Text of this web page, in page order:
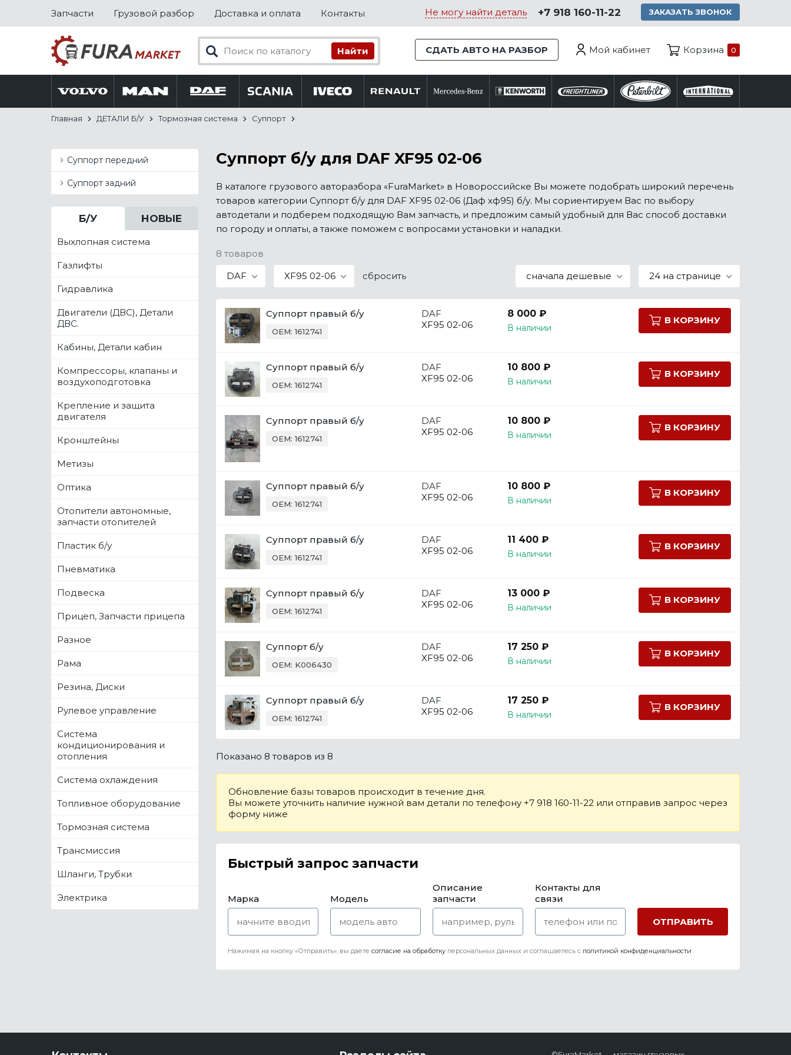
Запчасти Грузовой разбор Доставка и оплата Контакты Не могу найти деталь +7 918 160-11-22 ЗАКАЗАТЬ ЗВОНОК
СДАТЬ АВТО НА РАЗБОР Мой кабинет Корзина 0
Главная ДЕТАЛИ Б/У Тормозная система Суппорт
Суппорт передний
Суппорт задний
Б/У НОВЫЕ
Выхлопная система
Газлифты
Гидравлика
Двигатели (ДВС), Детали
ДВС.
Кабины, Детали кабин
Компрессоры, клапаны и
воздухоподготовка
Крепление и защита
двигателя
Кронштейны
Метизы
Оптика
Отопители автономные,
запчасти отопителей
Пластик б/у
Пневматика
Подвеска
Прицеп, Запчасти прицепа
Разное
Рама
Резина, Диски
Рулевое управление
Система
кондиционирования и
отопления
Система охлаждения
Топливное оборудование
Тормозная система
Трансмиссия
Шланги, Трубки
Электрика
Суппорт б/у для DAF XF95 02-06
В каталоге грузового авторазбора «FuraMarket» в Новороссийске Вы можете подобрать широкий перечень
товаров категории Суппорт б/у для DAF XF95 02-06 (Даф хф95) б/у. Мы сориентируем Вас по выбору
автодетали и подберем подходящую Вам запчасть, и предложим самый удобный для Вас способ доставки
по городу и оплаты, а также поможем с вопросами установки и наладки.
8 товаров
DAF
XF95 02-06 сбросить сначала дешевые 24 на странице
Суппорт правый б/у
OEM: 1612741
DAF
XF95 02-06
8 000 ₽
В наличии
В КОРЗИНУ
Суппорт правый б/у
OEM: 1612741
DAF
XF95 02-06
10 800 ₽
В наличии
В КОРЗИНУ
Суппорт правый б/у
OEM: 1612741
DAF
XF95 02-06
10 800 ₽
В наличии
В КОРЗИНУ
Суппорт правый б/у
OEM: 1612741
DAF
XF95 02-06
10 800 ₽
В наличии
В КОРЗИНУ
Суппорт правый б/у
OEM: 1612741
DAF
XF95 02-06
11 400 ₽
В наличии
В КОРЗИНУ
Суппорт правый б/у
OEM: 1612741
DAF
XF95 02-06
13 000 ₽
В наличии
В КОРЗИНУ
Суппорт б/у
OEM: K006430
DAF
XF95 02-06
17 250 ₽
В наличии
В КОРЗИНУ
Суппорт правый б/у
OEM: 1612741
DAF
XF95 02-06
17 250 ₽
В наличии
В КОРЗИНУ
Показано 8 товаров из 8
Обновление базы товаров происходит в течение дня.
Вы можете уточнить наличие нужной вам детали по телефону +7 918 160-11-22 или отправив запрос через
форму ниже
Быстрый запрос запчасти
Марка Модель
Описание
запчасти
Контакты для
связи
Нажимая на кнопку «Отправить», вы даете согласие на обработку персональных данных и соглашаетесь c политикой конфиденциальности